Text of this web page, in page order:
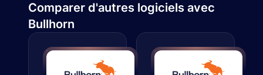
Comparer d'autres logiciels avec
Bullhorn